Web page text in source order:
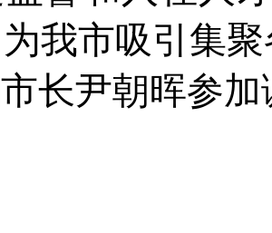
我市吸引集
长尹朝晖参